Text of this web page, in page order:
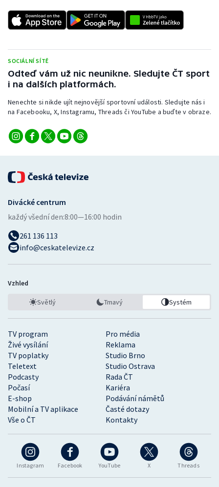
Short track
Stolní tenis
Triatlon
Veslování
Vodní slalom
Ostatní
SOCIÁLNÍ SÍTĚ
Odteď vám už nic neunikne. Sledujte ČT sport
i na dalších platformách.
Nenechte si nikde ujít nejnovější sportovní události. Sledujte nás i
na Facebooku, X, Instagramu, Threads či YouTube a buďte v obraze.
Instagram Facebook YouTube X Threads
TV program
Pro média
Živé vysílání
Reklama
TV poplatky
Studio Brno
Teletext
Studio Ostrava
Podcasty
Rada ČT
Počasí
Kariéra
E-shop
Podávání námětů
Mobilní a TV aplikace
Časté dotazy
Vše o ČT
Kontakty
Divácké centrum
každý všední den:8:00—16:00 hodin
261 136 113
info@ceskatelevize.cz
Vzhled
Světlý Tmavý Systém